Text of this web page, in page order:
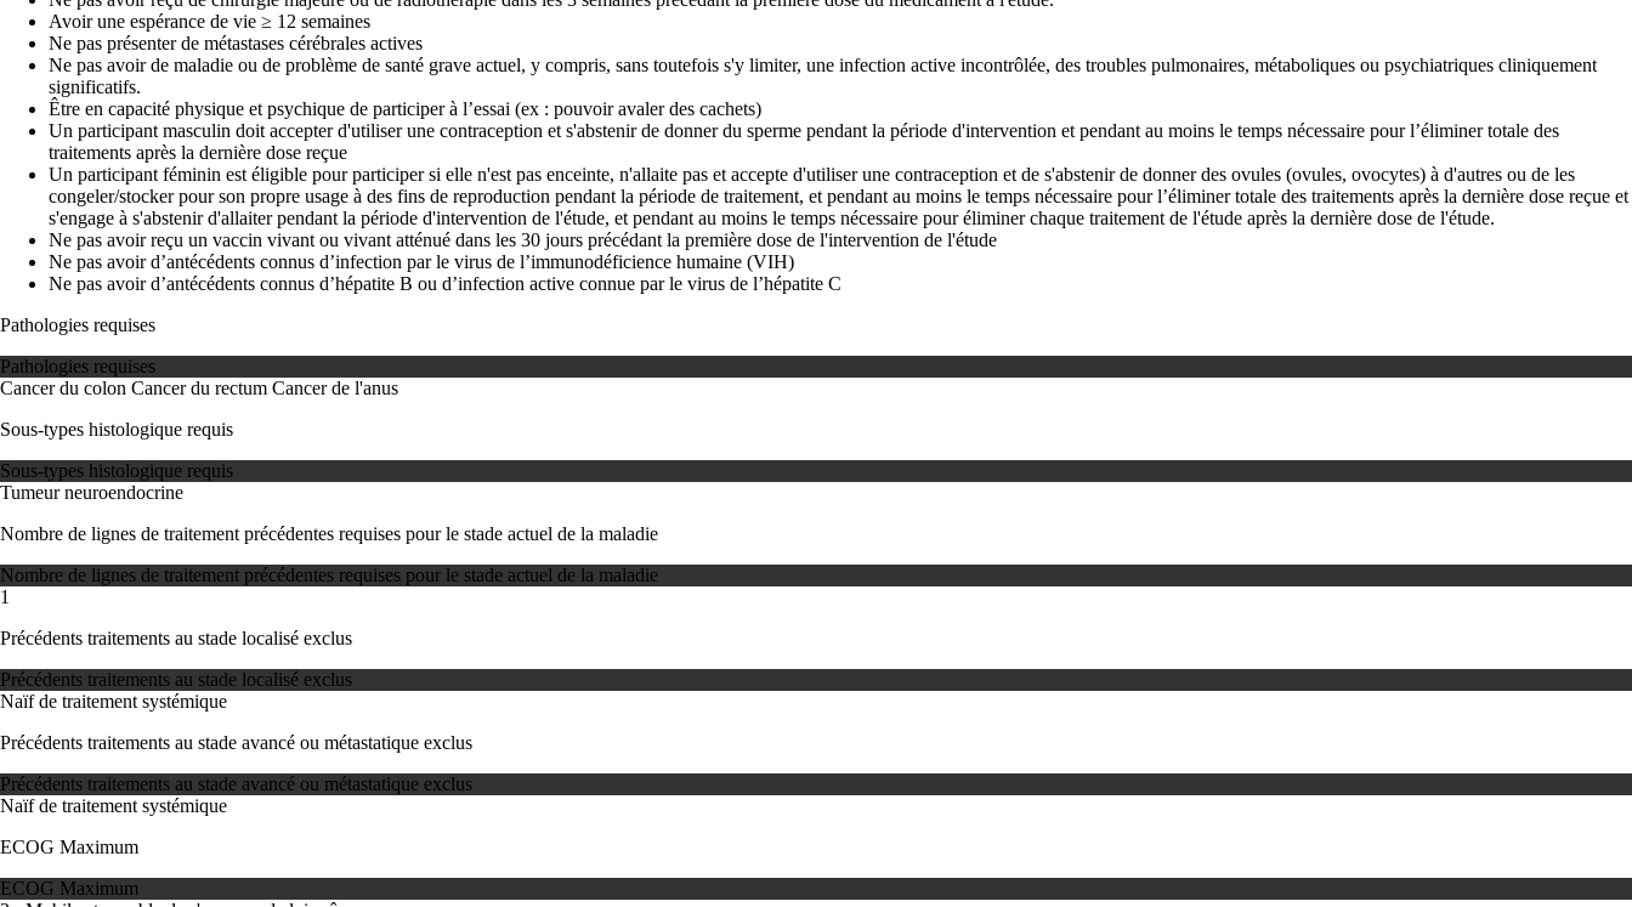
Avoir une espérance de vie ≥ 12 semaines
Ne pas présenter de métastases cérébrales actives
Ne pas avoir de maladie ou de problème de santé grave actuel, y compris, sans toutefois s'y limiter, une infection active incontrôlée, des troubles pulmonaires, métaboliques ou psychiatriques cliniquement
significatifs.
Être en capacité physique et psychique de participer à l’essai (ex : pouvoir avaler des cachets)
Un participant masculin doit accepter d'utiliser une contraception et s'abstenir de donner du sperme pendant la période d'intervention et pendant au moins le temps nécessaire pour l’éliminer totale des
traitements après la dernière dose reçue
Un participant féminin est éligible pour participer si elle n'est pas enceinte, n'allaite pas et accepte d'utiliser une contraception et de s'abstenir de donner des ovules (ovules, ovocytes) à d'autres ou de les
congeler/stocker pour son propre usage à des fins de reproduction pendant la période de traitement, et pendant au moins le temps nécessaire pour l’éliminer totale des traitements après la dernière dose reçue et
s'engage à s'abstenir d'allaiter pendant la période d'intervention de l'étude, et pendant au moins le temps nécessaire pour éliminer chaque traitement de l'étude après la dernière dose de l'étude.
Ne pas avoir reçu un vaccin vivant ou vivant atténué dans les 30 jours précédant la première dose de l'intervention de l'étude
Ne pas avoir d’antécédents connus d’infection par le virus de l’immunodéficience humaine (VIH)
Ne pas avoir d’antécédents connus d’hépatite B ou d’infection active connue par le virus de l’hépatite C
Pathologies requises
Pathologies requises
Cancer du colon Cancer du rectum Cancer de l'anus
Sous-types histologique requis
Sous-types histologique requis
Tumeur neuroendocrine
Nombre de lignes de traitement précédentes requises pour le stade actuel de la maladie
Nombre de lignes de traitement précédentes requises pour le stade actuel de la maladie
1
Précédents traitements au stade localisé exclus
Précédents traitements au stade localisé exclus
Naïf de traitement systémique
Précédents traitements au stade avancé ou métastatique exclus
Précédents traitements au stade avancé ou métastatique exclus
Naïf de traitement systémique
ECOG Maximum
ECOG Maximum